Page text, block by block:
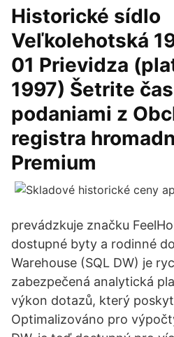
Historické sídlo
Veľkolehotská
01 Prievidza
1997) Šetrite
podaniami z
registra
Premium
prevádzkuje značku
dostupné byty a rodinné
Warehouse (SQL DW) je
zabezpečená analytická
výkon dotazů, který
Optimalizováno pro